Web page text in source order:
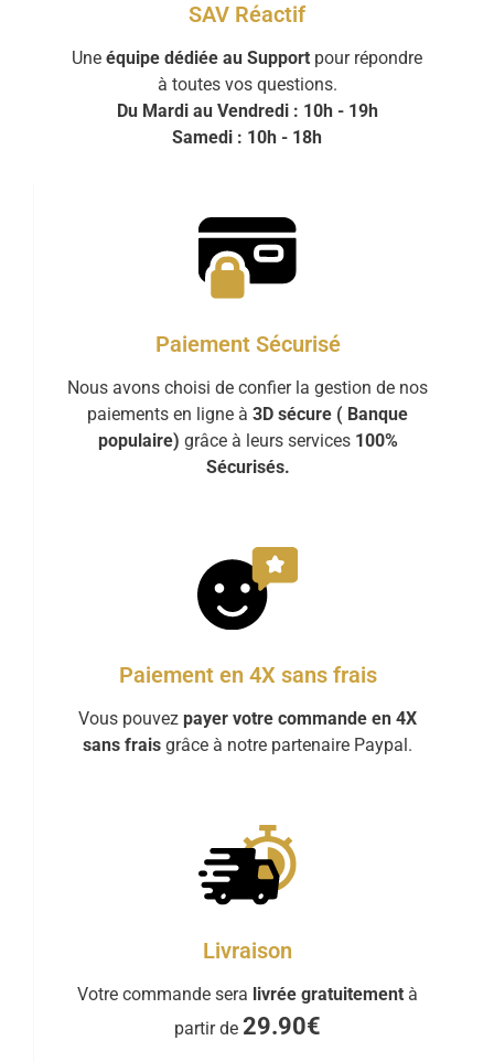
SAV Réactif
Une équipe dédiée au Support pour répondre
à toutes vos questions.
Du Mardi au Vendredi : 10h - 19h
Samedi : 10h - 18h
Paiement Sécurisé
Nous avons choisi de confier la gestion de nos
paiements en ligne à 3D sécure ( Banque
populaire) grâce à leurs services 100%
Sécurisés.
Paiement en 4X sans frais
Vous pouvez payer votre commande en 4X
sans frais grâce à notre partenaire Paypal.
Livraison
Votre commande sera livrée gratuitement à
partir de 29.90€